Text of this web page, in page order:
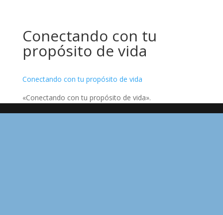
Conectando con tu
propósito de vida
Conectando con tu propósito de vida
«Conectando con tu propósito de vida».